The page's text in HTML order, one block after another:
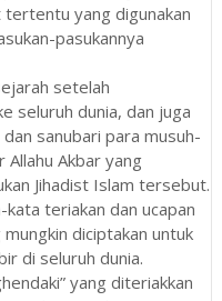
yang digunakan
pasukannya
setelah
seluruh dunia, dan juga
sanubari para musuh-
Akbar yang
Jihadist Islam tersebut.
teriakan dan ucapan
diciptakan untuk
di seluruh dunia.
yang diteriakkan